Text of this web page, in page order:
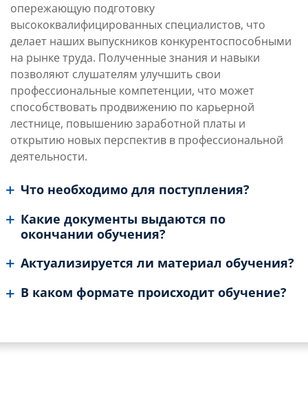
опережающую подготовку
высококвалифицированных специалистов, что
делает наших выпускников конкурентоспособными
на рынке труда. Полученные знания и навыки
позволяют слушателям улучшить свои
профессиональные компетенции, что может
способствовать продвижению по карьерной
лестнице, повышению заработной платы и
открытию новых перспектив в профессиональной
деятельности.
Что необходимо для поступления?
Какие документы выдаются по
окончании обучения?
Актуализируется ли материал обучения?
В каком формате происходит обучение?